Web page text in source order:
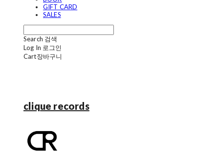
GIFT CARD
SALES
Search 검색
Log In 로그인
Cart장바구니
clique records